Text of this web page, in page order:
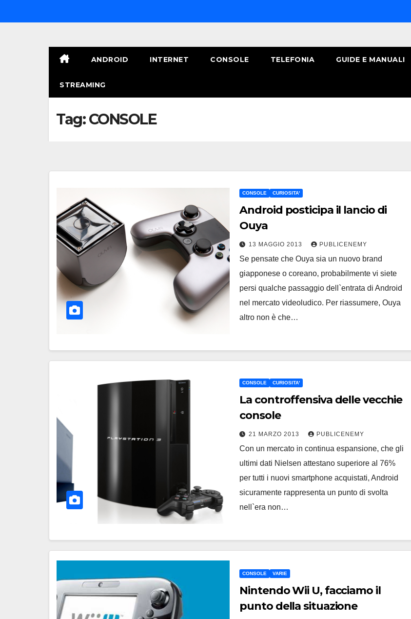
al
ANDROID INTERNET CONSOLE TELEFONIA GUIDE E MANUALI
STREAMING
Tag:CONSOLE
CONSOLE CURIOSITA'
Android posticipa il lancio di
Ouya
13 MAGGIO 2013 PUBLICENEMY
Se pensate che Ouya sia un nuovo brand
giapponese o coreano, probabilmente vi siete
persi qualche passaggio dell`entrata di Android
nel mercato videoludico. Per riassumere, Ouya
altro non è che…
CONSOLE CURIOSITA'
La controffensiva delle vecchie
console
21 MARZO 2013 PUBLICENEMY
Con un mercato in continua espansione, che gli
ultimi dati Nielsen attestano superiore al 76%
per tutti i nuovi smartphone acquistati, Android
sicuramente rappresenta un punto di svolta
nell`era non…
CONSOLE VARIE
Nintendo Wii U, facciamo il
punto della situazione